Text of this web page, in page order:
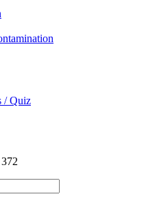
/ Quiz